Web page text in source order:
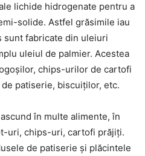
lichide hidrogenate pentru a
solide. Astfel grăsimile iau
sunt fabricate din uleiuri
uleiul de palmier. Acestea
chips-urilor de cartofi
patiserie, biscuiților, etc.
în multe alimente, în
uri, chips-uri, cartofi prăjiți.
de patiserie și plăcintele